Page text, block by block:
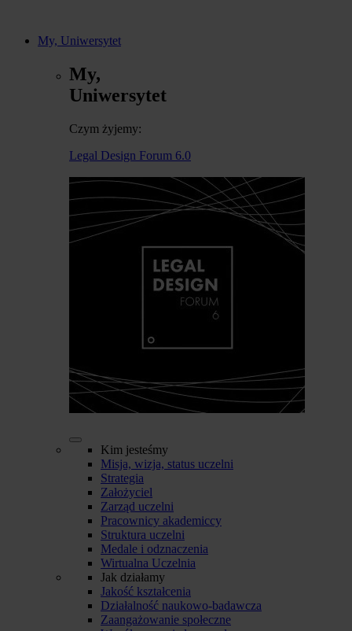
My, Uniwersytet
My,
Uniwersytet
Czym żyjemy:
Legal Design Forum 6.0
Kim jesteśmy
Misja, wizja, status uczelni
Strategia
Założyciel
Zarząd uczelni
Pracownicy akademiccy
Struktura uczelni
Medale i odznaczenia
Wirtualna Uczelnia
Jak działamy
Jakość kształcenia
Działalność naukowo-badawcza
Zaangażowanie społeczne